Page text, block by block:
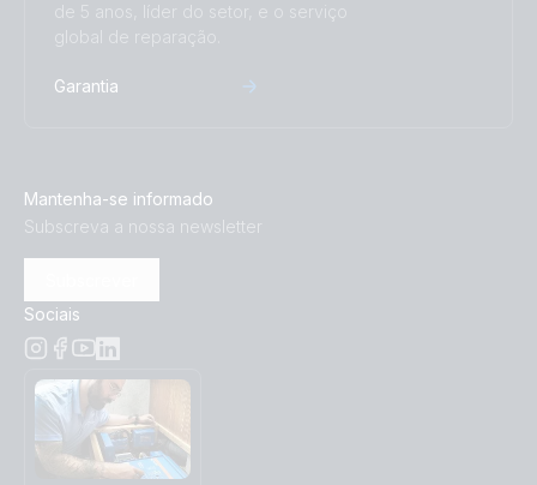
de 5 anos, líder do setor, e o serviço
global de reparação.
Garantia
Mantenha-se informado
Subscreva a nossa newsletter
Sociais